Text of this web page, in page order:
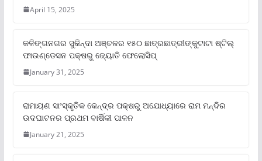
April 15, 2025
କଳିଙ୍ଗନଗର ସୁକିନ୍ଦା ଅଞ୍ଚଳର ୧୫୦ ଛାତ୍ରଛାତ୍ରୀଙ୍କୁଟାଟା ଷ୍ଟିଲ୍
ଫାଉଣ୍ଡେସନ ପକ୍ଷରୁ ଜ୍ୟୋତି ଫେଲୋସିପ୍‌
January 31, 2025
ରାମାୟଣ ସାଂସ୍କୃତିକ କେନ୍ଦ୍ର ପକ୍ଷରୁ ଅଯୋଧ୍ୟାରେ ରାମ ମନ୍ଦିର
ଉଦଘାଟନର ପ୍ରଥମ ବାର୍ଷିକୀ ପାଳନ
January 21, 2025